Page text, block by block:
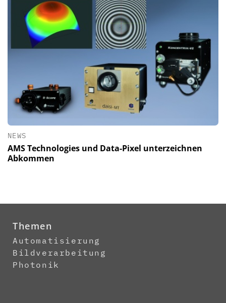
NEWS
AMS Technologies und Data-Pixel unterzeichnen
Abkommen
Themen
Automatisierung
Bildverarbeitung
Photonik